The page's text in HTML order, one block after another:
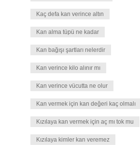
Kaç defa kan verince altın
Kan alma tüpü ne kadar
Kan bağışı şartları nelerdir
Kan verince kilo alınır mı
Kan verince vücutta ne olur
Kan vermek için kan değeri kaç olmalı
Kızılaya kan vermek için aç mı tok mu
Kızılaya kimler kan veremez